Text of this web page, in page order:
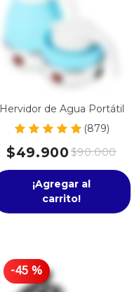
Hervidor de Agua Portátil
(879)
$49.900 $90.000
¡Agregar al
carrito!
-45 %